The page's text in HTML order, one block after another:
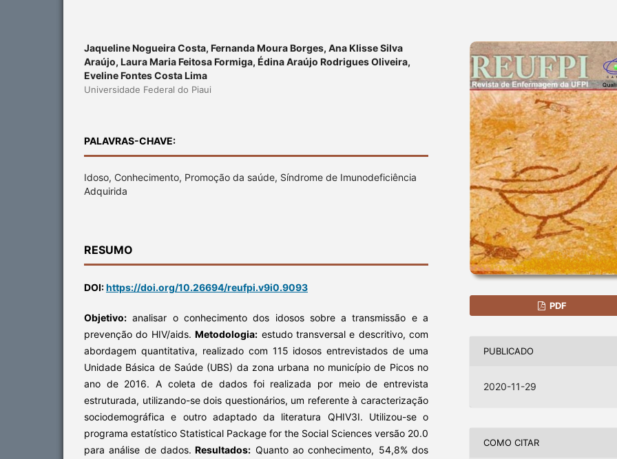
Jaqueline Nogueira Costa, Fernanda Moura Borges, Ana Klisse Silva
Araújo, Laura Maria Feitosa Formiga, Édina Araújo Rodrigues Oliveira,
Eveline Fontes Costa Lima
Universidade Federal do Piaui
PALAVRAS-CHAVE:
Idoso, Conhecimento, Promoção da saúde, Síndrome de Imunodeficiência
Adquirida
RESUMO
DOI:https://doi.org/10.26694/reufpi.v9i0.9093
Objetivo: analisar o conhecimento dos idosos sobre a transmissão e a
prevenção do HIV/aids.Metodologia: estudo transversal e descritivo, com
abordagem quantitativa, realizado com 115 idosos entrevistados de uma
Unidade Básica de Saúde (UBS) da zona urbana no município de Picos no
ano de 2016. A coleta de dados foi realizada por meio de entrevista
estruturada, utilizando-se dois questionários, um referente à caracterização
sociodemográfica e outro adaptado da literatura QHIV3I. Utilizou-se o
programa estatístico Statistical Package for the Social Sciences versão 20.0
para análise de dados. Resultados: Quanto ao conhecimento, 54,8% dos
PDF
PUBLICADO
2020-11-29
COMO CITAR